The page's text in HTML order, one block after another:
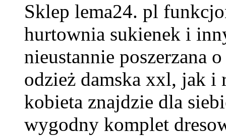
Sklep lema24. pl
hurtownia sukienek i
nieustannie poszerzana
odzież damska xxl, jak i
kobieta znajdzie dla
wygodny komplet